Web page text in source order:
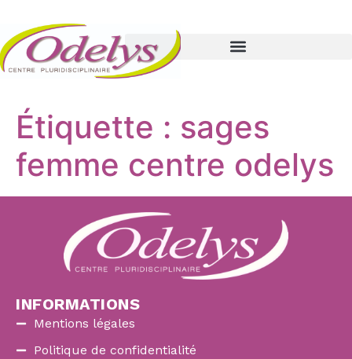
Étiquette : sages
femme centre odelys
INFORMATIONS
Mentions légales
Politique de confidentialité